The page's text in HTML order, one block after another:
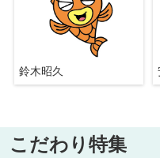
鈴木昭久
こだわり特集